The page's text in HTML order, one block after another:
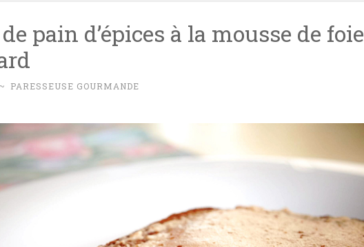
pain d’épices à la mousse de foie
~ PARESSEUSE GOURMANDE